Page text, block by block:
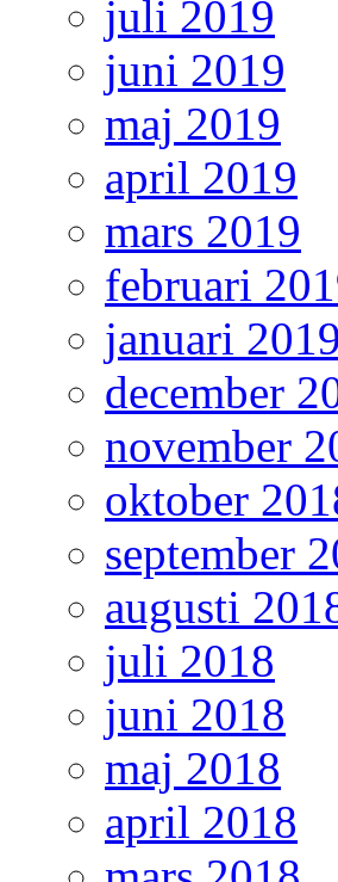
juli 2019
juni 2019
maj 2019
april 2019
mars 2019
februari
januari 2019
december
november
oktober
september
augusti
juli 2018
juni 2018
maj 2018
april 2018